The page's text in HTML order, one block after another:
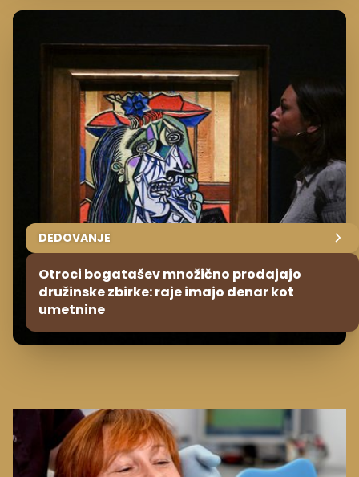
DEDOVANJE
Otroci bogatašev množično prodajajo
družinske zbirke: raje imajo denar kot
umetnine